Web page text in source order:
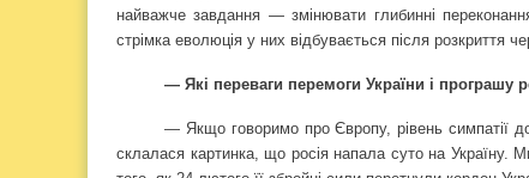
найважче завдання — змінювати глибинні
стрімка еволюція у них відбувається після розкриття
— Які переваги перемоги України і програшу
— Якщо говоримо про Європу, рівень симпатії
склалася картинка, що росія напала суто на Україну.